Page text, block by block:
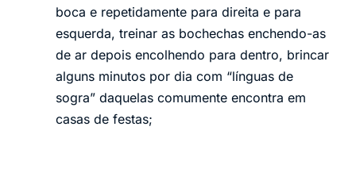
boca e repetidamente para direita e para
esquerda, treinar as bochechas enchendo-as
de ar depois encolhendo para dentro, brincar
alguns minutos por dia com “línguas de
sogra” daquelas comumente encontra em
casas de festas;